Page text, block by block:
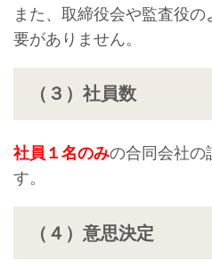
また、取締役会や監査役
要がありません。
（３）社員数
社員１名のみの合同会社の
す。
（４）意思決定